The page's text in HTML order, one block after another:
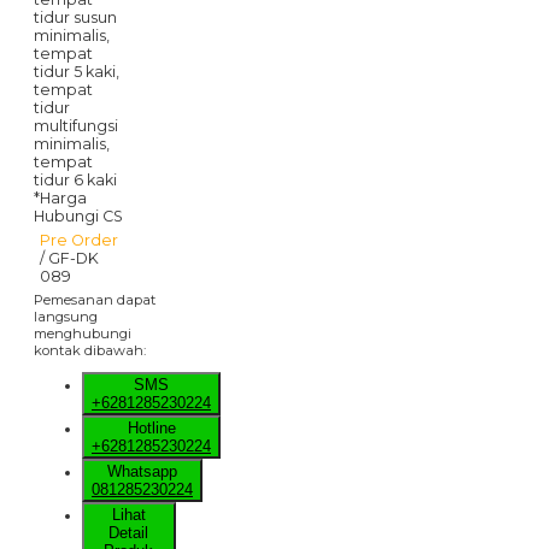
*Harga
Hubungi CS
Pre Order
/ GF-DK
089
Pemesanan dapat
langsung
menghubungi
kontak dibawah:
SMS
+6281285230224
Hotline
+6281285230224
Whatsapp
081285230224
Lihat
Detail